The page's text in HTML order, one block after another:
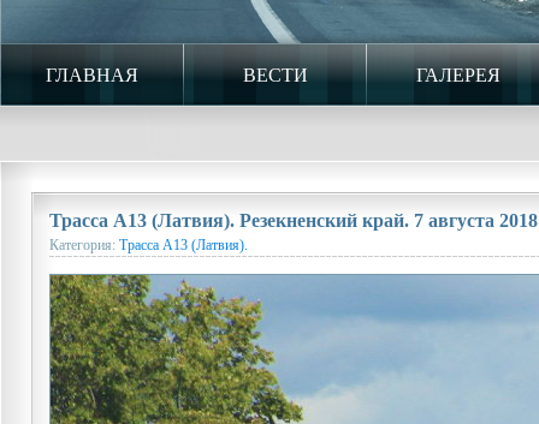
ГЛАВНАЯ ВЕСТИ ГАЛЕРЕЯ
Трасса A13 (Латвия). Резекненский край. 7 августа
Категория: Трасса A13 (Латвия).